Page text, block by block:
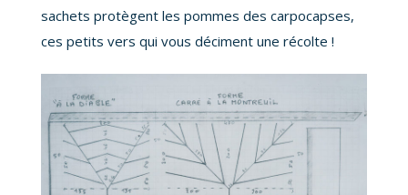
sachets protègent les pommes des carpocapses,
ces petits vers qui vous déciment une récolte !